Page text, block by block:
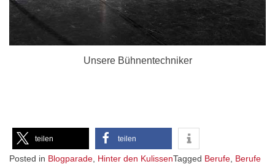
Unsere Bühnentechniker
teilen teilen
Posted in Blogparade Hinter den KulissenTagged Berufe Berufe